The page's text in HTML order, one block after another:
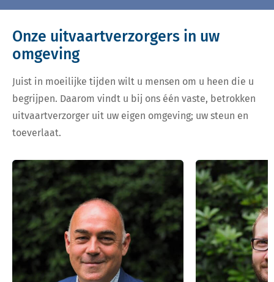
Onze uitvaartverzorgers in uw
omgeving
Juist in moeilijke tijden wilt u mensen om u heen die u
begrijpen. Daarom vindt u bij ons één vaste, betrokken
uitvaartverzorger uit uw eigen omgeving; uw steun en
toeverlaat.